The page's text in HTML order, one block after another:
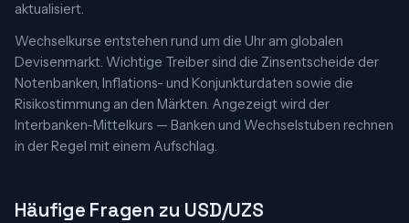
aktualisiert.
Wechselkurse entstehen rund um die Uhr am globalen
Devisenmarkt. Wichtige Treiber sind die Zinsentscheide der
Notenbanken, Inflations- und Konjunkturdaten sowie die
Risikostimmung an den Märkten. Angezeigt wird der
Interbanken-Mittelkurs — Banken und Wechselstuben rechnen
in der Regel mit einem Aufschlag.
Häufige Fragen zu USD/UZS